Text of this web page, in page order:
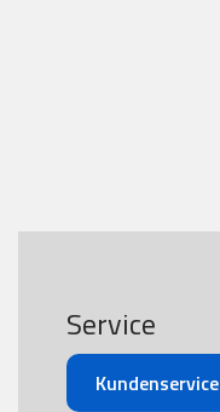
Service
Kundenservice